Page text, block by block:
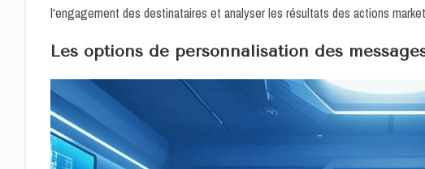
l'engagement des destinataires et analyser les résultats des actions
Les options de personnalisation des